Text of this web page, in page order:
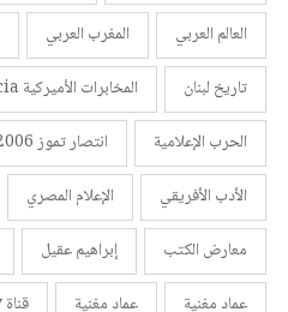
العالم العربي
المغرب العربي
تاريخ لبنان
المخابرات الأميركية cia
الحرب الإعلامية
انتصار تموز 2006
الأدب الأفريقي
الإعلام المصري
معارض الكتب
إبراهيم عقيل
عماد مغنية
عماد مغنية قناة mtv